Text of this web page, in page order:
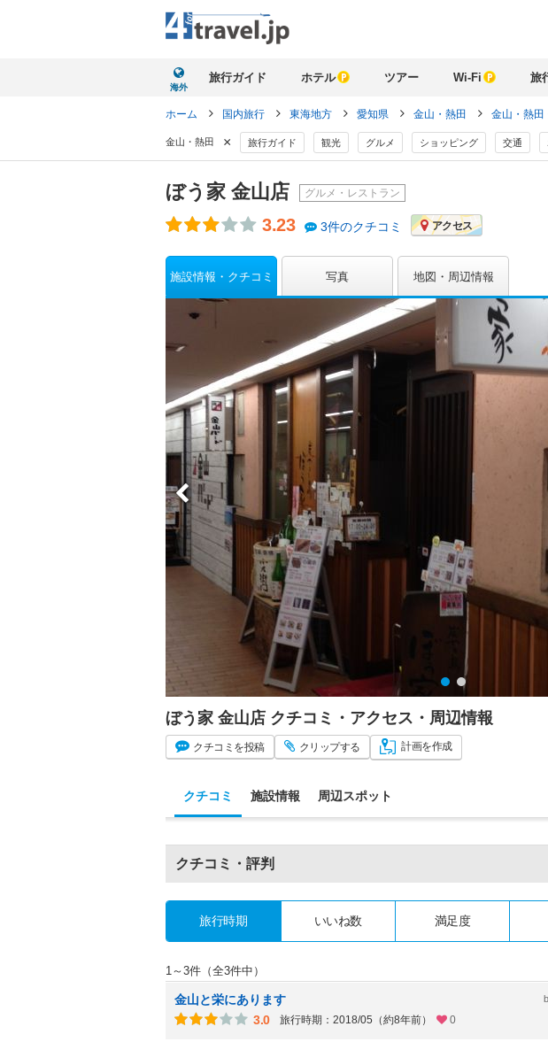
海外
旅行ガイド ホテル ツアー Wi-Fi 旅
ホーム 国内旅行 東海地方 愛知県 金山・熱田 金山・熱田
金山・熱田 × 旅行ガイド 観光 グルメ ショッピング 交通
ぼう家 金山店 グルメ・レストラン
3.23 3件のクチコミ アクセス
施設情報・クチコミ 写真 地図・周辺情報
ぼう家 金山店 クチコミ・アクセス・周辺情報
クチコミ を投稿 クリップする 計画を作成
クチコミ 施設情報 周辺スポット
クチコミ・評判
旅行時期 いいね数 満足度
1～3件（全3件中）
金山と栄にあります
3.0
旅行時期：2018/05（約8年前） 0